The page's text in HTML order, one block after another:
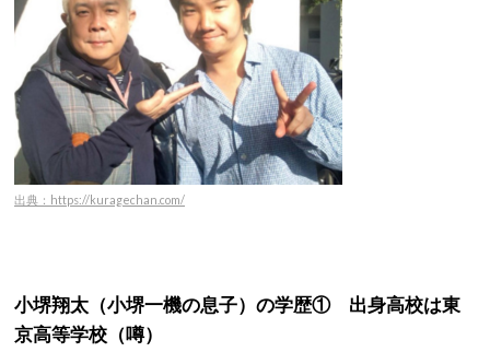
出典：https://kuragechan.com/
小堺翔太（小堺一機の息子）の学歴① 出身高校は東
京高等学校（噂）